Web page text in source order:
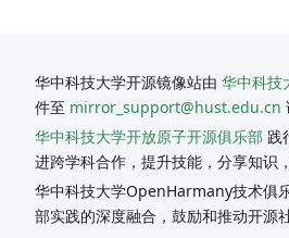
华中科技大学开源镜像站由 华中科技
件至 mirror_support@hust.edu.cn
华中科技大学开放原子开源俱乐部 践
进跨学科合作，提升技能，分享知识
华中科技大学OpenHarmany技术俱
部实践的深度融合，鼓励和推动开源